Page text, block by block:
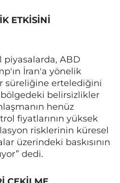
ETKİSİNİ
piyasalarda, ABD
İran'a yönelik
süreliğine ertelediğini
bölgedeki belirsizlikler
henüz
fiyatlarının yüksek
risklerinin küresel
üzerindeki baskısının
dedi.